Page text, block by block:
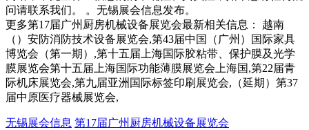
问请联系我们。 。无锡展会信息发布。
更多第17届广州厨房机械设备展览会最新相关信息： 越南
（）安防消防技术设备展览会,第43届中国（广州）国际家具
博览会（第一期）,第十五届上海国际胶粘带、保护膜及光学
膜展览会第十五届上海国际功能薄膜展览会上海国,第22届青
际机床展览会,第九届亚洲国际标签印刷展览会,（延期）第37
届中原医疗器械展览会,
无锡展会信息 第17届广州厨房机械设备展览会